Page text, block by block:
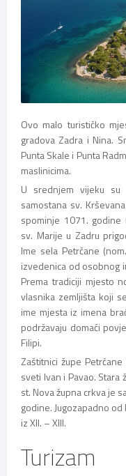
Ovo malo turističko
gradova Zadra i Nina.
Punta Skale i Punta
maslinicima.
U srednjem vijeku su
samostana sv.
spominje 1071. godine
sv. Marije u Zadru
Ime sela Petrčane
izvedenica od osobnog
Prema tradiciji mjesto
vlasnika zemljišta koji
ime mjesta iz imena
podržavaju domaći
Filipi.
Zaštitnici župe
sveti Ivan i Pavao. Stara
st. Nova župna crkva je
godine. Jugozapadno
iz XII. – XIII.
Turizam